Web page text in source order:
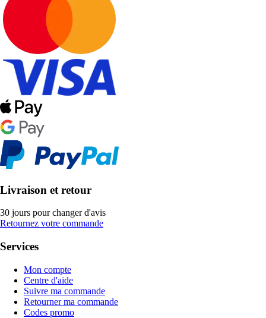
Livraison et retour
30 jours pour changer d'avis
Retournez votre commande
Services
Mon compte
Centre d'aide
Suivre ma commande
Retourner ma commande
Codes promo